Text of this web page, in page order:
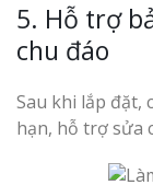
5. Hỗ trợ
chu đáo
Sau khi lắp đặt,
hạn, hỗ trợ sửa